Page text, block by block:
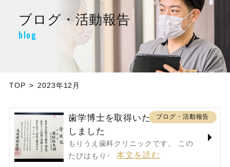
ブログ・活動報告
blog
TOP 2023年12月
歯学博士を取得いた
しました
もりうえ歯科クリニックです。 この
たびはもりうえ歯…
ブログ・活動報告